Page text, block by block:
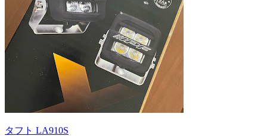
タフト LA910S